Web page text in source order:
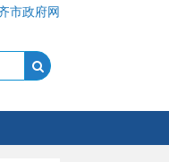
市政府网